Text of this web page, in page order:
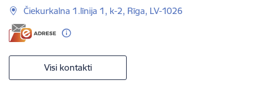
Čiekurkalna 1.līnija 1, k-2, Rīga, LV-1026
Visi kontakti